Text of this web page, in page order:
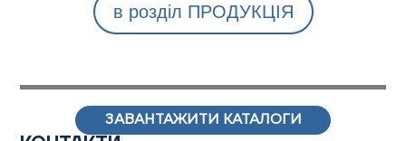
в розділ ПРОДУКЦІЯ
ЗАВАНТАЖИТИ КАТАЛОГИ